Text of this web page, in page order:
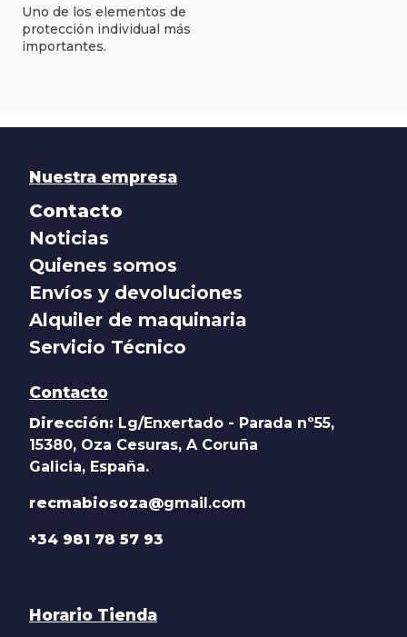
Uno de los elementos de
protección individual más
importantes.
Nuestra empresa
Contacto
Noticias
Quienes somos
Envíos y devoluciones
Alquiler de maquinaria
Servicio Técnico
Contacto
Dirección: Lg/Enxertado - Parada nº55,
15380, Oza Cesuras, A Coruña
Galicia, España.
recmabiosoza@gmail.com
+34 981 78 57 93
Horario Tienda